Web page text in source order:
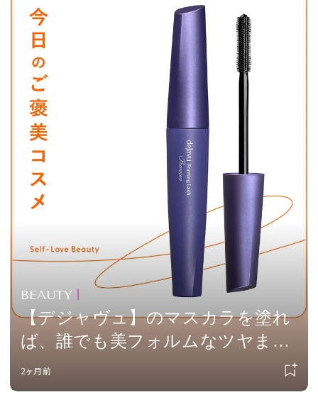
BEAUTY
【デジャヴュ】のマスカラを塗れ
ば、誰でも美フォルムなツヤまつ
毛に vol.193
2ヶ月前